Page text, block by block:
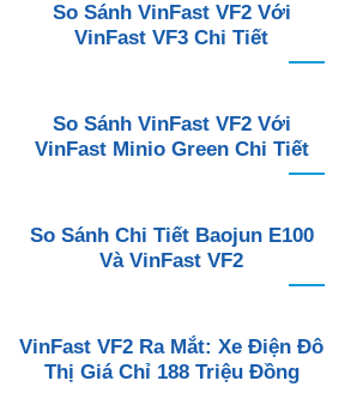
So Sánh VinFast VF2 Với
VinFast VF3 Chi Tiết
So Sánh VinFast VF2 Với
VinFast Minio Green Chi Tiết
So Sánh Chi Tiết Baojun E100
Và VinFast VF2
VinFast VF2 Ra Mắt: Xe Điện Đô
Thị Giá Chỉ 188 Triệu Đồng